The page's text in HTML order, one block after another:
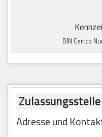
DIN Certco
Adresse und